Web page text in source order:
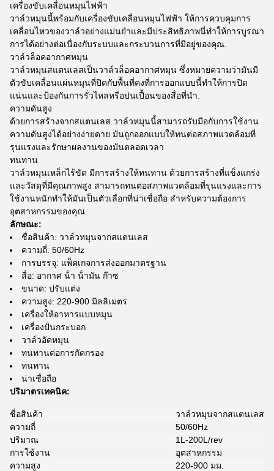
เครื่องขับเคลื่อนหมุนไฟฟ้า
วาล์วหมุนนี้พร้อมกับเครื่องขับเคลื่อนหมุนไฟฟ้า ให้การควบคุมการ
เคลื่อนไหวของวาล์วอย่างแม่นยําและมีประสิทธิภาพนี่ทําให้การบูรณา
การได้อย่างต่อเนื่องกับระบบและกระบวนการที่มีอยู่ของคุณ.
วาล์วล็อคอากาศหมุน
วาล์วหมุนสแตนเลสเป็นวาล์วล็อคอากาศหมุน ซึ่งหมายความว่ามันมี
ตัวขับเคลื่อนแผ่นหมุนที่ปิดกับพื้นที่คงที่การออกแบบนี้ทําให้การปิด
แน่นและป้องกันการรั่วไหลหรือปนเปื้อนของสื่อที่นํา.
ความดันสูง
ด้วยการสร้างจากสแตนเลส วาล์วหมุนนี้สามารถรับมือกับการใช้งาน
ความดันสูงได้อย่างง่ายดาย มันถูกออกแบบให้ทนต่อสภาพแวดล้อมที่
รุนแรงและรักษาผลงานของมันตลอดเวลา
ทนทาน
วาล์วหมุนเหล็กไร้ขัด มีการสร้างให้ทนทาน ด้วยการสร้างที่แข็งแกร่ง
และวัสดุที่มีคุณภาพสูง สามารถทนต่อสภาพแวดล้อมที่รุนแรงและการ
ใช้งานหนักทําให้มันเป็นตัวเลือกที่น่าเชื่อถือ สําหรับความต้องการ
อุตสาหกรรมของคุณ.
ลักษณะ:
ชื่อสินค้า: วาล์วหมุนจากสแตนเลส
ความถี่: 50/60Hz
การบรรจุ: แพ็คเกจการส่งออกมาตรฐาน
สื่อ: อากาศ น้ํา น้ํามัน ก๊าซ
ขนาด: ปรับแต่ง
ความสูง: 220-900 มิลลิเมตร
เครื่องให้อาหารแบบหมุน
เครื่องปั่นกระบอก
วาล์วอัดหมุน
ทนทานต่อการกัดกรอง
ทนทาน
น่าเชื่อถือ
ปริมาตรเทคนิค:
ชื่อสินค้า
วาล์วหมุนจากสแตนเลส
ความถี่
50/60Hz
ปริมาณ
1L-200L/rev
การใช้งาน
อุตสาหกรรม
ความสูง
220-900 มม.